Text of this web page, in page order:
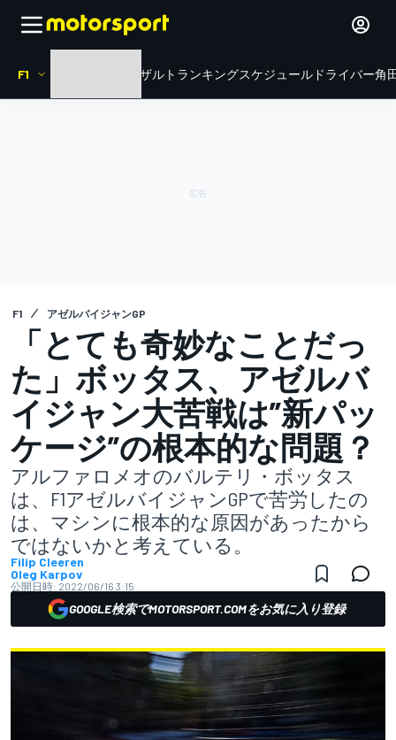
F1 リザルト ランキングスケジュール ドライバー角
F1 アゼルバイジャンGP
「とても奇妙なことだっ
た」ボッタス、アゼルバ
イジャン大苦戦は”新パッ
ケージ”の根本的な問題？
アルファロメオのバルテリ・ボッタス
は、F1アゼルバイジャンGPで苦労したの
は、マシンに根本的な原因があったから
ではないかと考えている。
Filip Cleeren
Oleg Karpov
公開日時: 2022/06/16 3:15
GOOGLE検索でMOTORSPORT.COMをお気に入り登録